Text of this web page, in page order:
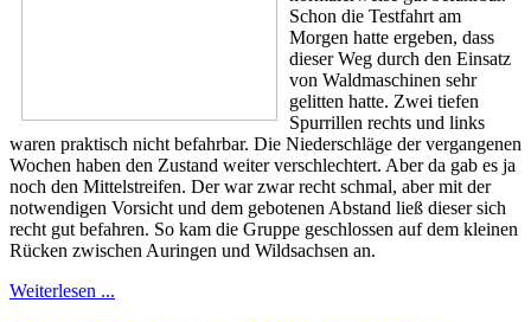
Schon die Testfahrt am
Morgen hatte ergeben, dass
dieser Weg durch den Einsatz
von Waldmaschinen sehr
gelitten hatte. Zwei tiefen
Spurrillen rechts und links
waren praktisch nicht befahrbar. Die Niederschläge der vergangenen
Wochen haben den Zustand weiter verschlechtert. Aber da gab es ja
noch den Mittelstreifen. Der war zwar recht schmal, aber mit der
notwendigen Vorsicht und dem gebotenen Abstand ließ dieser sich
recht gut befahren. So kam die Gruppe geschlossen auf dem kleinen
Rücken zwischen Auringen und Wildsachsen an.
Weiterlesen ...